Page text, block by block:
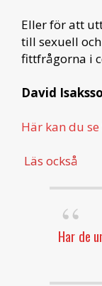
Eller för att
till sexuell
fittfrågorna i
David
Här kan du
Läs också
Har de